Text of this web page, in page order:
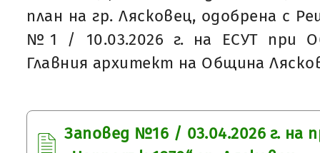
план на гр. Лясковец, одобрена с
№1 / 10.03.2026 г. на ЕСУТ при
Главния архитект на Община
Заповед №16 / 03.04.2026 г. на